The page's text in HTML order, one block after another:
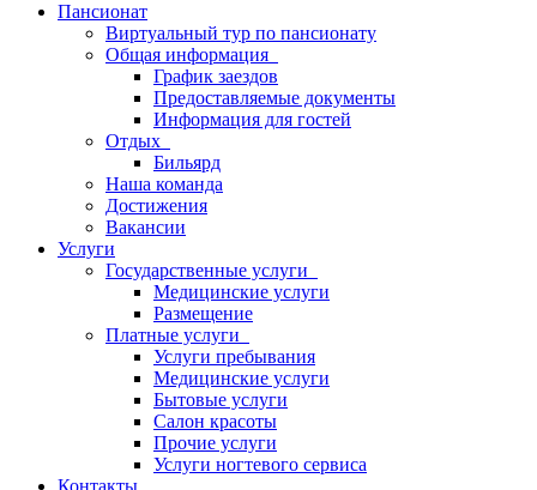
Пансионат
Виртуальный тур по пансионату
Общая информация
График заездов
Предоставляемые документы
Информация для гостей
Отдых
Бильярд
Наша команда
Достижения
Вакансии
Услуги
Государственные услуги
Медицинские услуги
Размещение
Платные услуги
Услуги пребывания
Медицинские услуги
Бытовые услуги
Салон красоты
Прочие услуги
Услуги ногтевого сервиса